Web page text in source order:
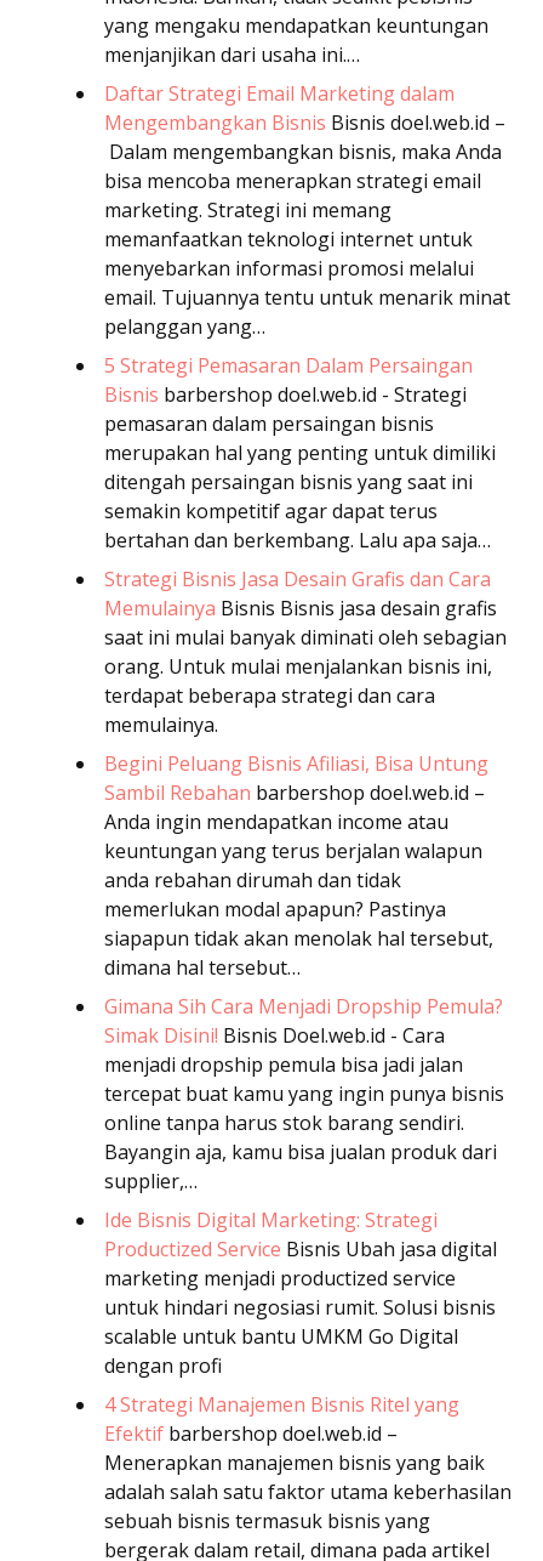
yang mengaku mendapatkan keuntungan
menjanjikan dari usaha ini.…
Daftar Strategi Email Marketing dalam
Mengembangkan Bisnis Bisnis doel.web.id –
Dalam mengembangkan bisnis, maka Anda
bisa mencoba menerapkan strategi email
marketing. Strategi ini memang
memanfaatkan teknologi internet untuk
menyebarkan informasi promosi melalui
email. Tujuannya tentu untuk menarik minat
pelanggan yang…
5 Strategi Pemasaran Dalam Persaingan
Bisnis barbershop doel.web.id - Strategi
pemasaran dalam persaingan bisnis
merupakan hal yang penting untuk dimiliki
ditengah persaingan bisnis yang saat ini
semakin kompetitif agar dapat terus
bertahan dan berkembang. Lalu apa saja…
Strategi Bisnis Jasa Desain Grafis dan Cara
Memulainya Bisnis Bisnis jasa desain grafis
saat ini mulai banyak diminati oleh sebagian
orang. Untuk mulai menjalankan bisnis ini,
terdapat beberapa strategi dan cara
memulainya.
Begini Peluang Bisnis Afiliasi, Bisa Untung
Sambil Rebahan barbershop doel.web.id –
Anda ingin mendapatkan income atau
keuntungan yang terus berjalan walapun
anda rebahan dirumah dan tidak
memerlukan modal apapun? Pastinya
siapapun tidak akan menolak hal tersebut,
dimana hal tersebut…
Gimana Sih Cara Menjadi Dropship Pemula?
Simak Disini! Bisnis Doel.web.id - Cara
menjadi dropship pemula bisa jadi jalan
tercepat buat kamu yang ingin punya bisnis
online tanpa harus stok barang sendiri.
Bayangin aja, kamu bisa jualan produk dari
supplier,…
Ide Bisnis Digital Marketing: Strategi
Productized Service Bisnis Ubah jasa digital
marketing menjadi productized service
untuk hindari negosiasi rumit. Solusi bisnis
scalable untuk bantu UMKM Go Digital
dengan profi
4 Strategi Manajemen Bisnis Ritel yang
Efektif barbershop doel.web.id –
Menerapkan manajemen bisnis yang baik
adalah salah satu faktor utama keberhasilan
sebuah bisnis termasuk bisnis yang
bergerak dalam retail, dimana pada artikel